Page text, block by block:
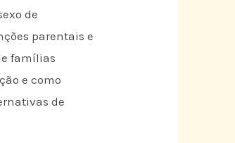
de
parentais e
famílias
e como
de